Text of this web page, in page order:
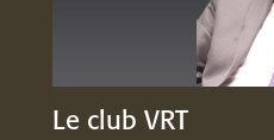
Le club VRT